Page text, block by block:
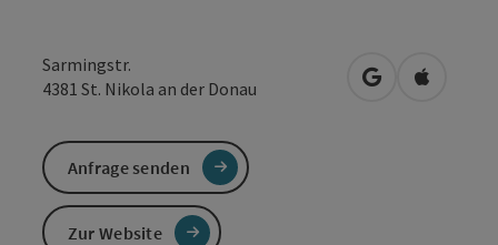
Sarmingstr.
4381 St. Nikola an der Donau in Googlein Apple
Anfrage senden
Zur Website